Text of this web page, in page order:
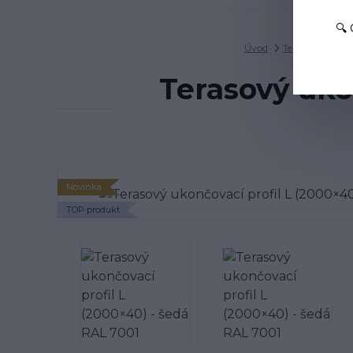
Úvod Terasové
Terasový
Novinka
TOP produkt
🔍